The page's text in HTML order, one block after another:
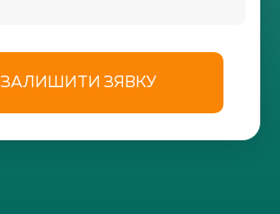
ЗАЛИШИТИ ЗЯВКУ